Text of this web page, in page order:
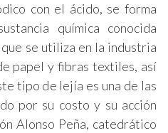
con el ácido, se forma
química conocida
se utiliza en la industria
papel y fibras textiles, así
tipo de lejía es una de las
por su costo y su acción
Alonso Peña, catedrático